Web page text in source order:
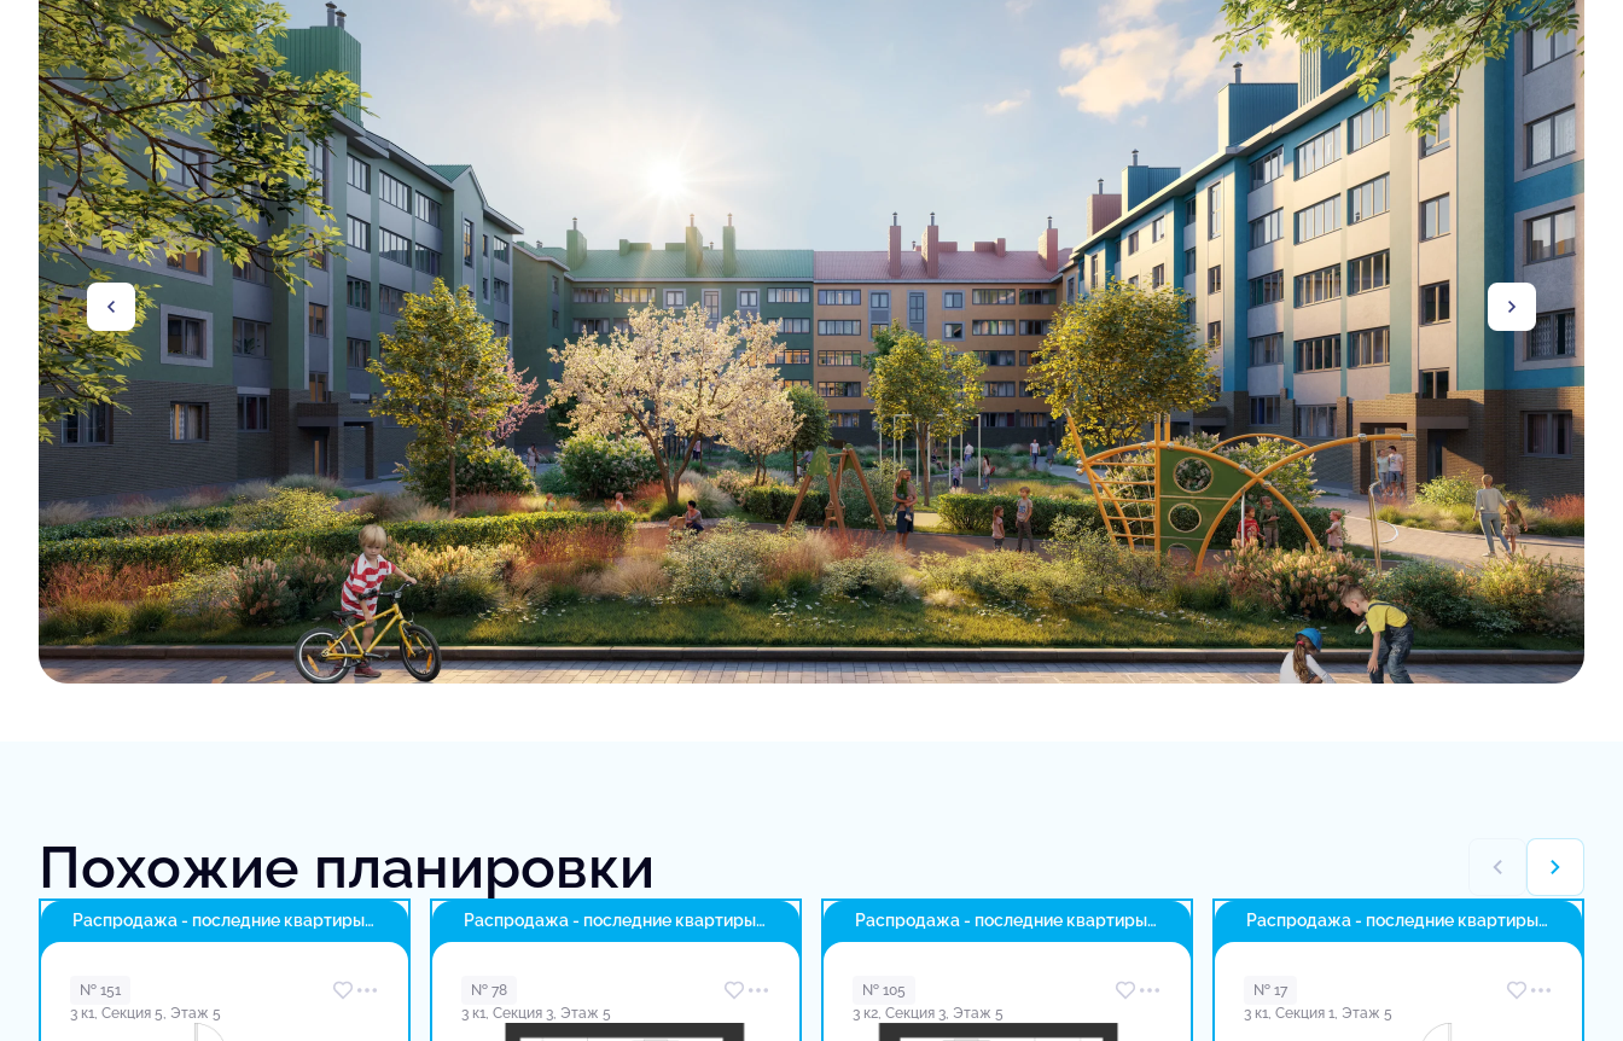
Похожие планировки
Распродажа - последние квартиры
№ 151
3 к1, Секция 5, Этаж 5
Распродажа - последние квартиры
№ 78
3 к1, Секция 3, Этаж 5
Распродажа - последние квартиры
№ 105
3 к2, Секция 3, Этаж 5
Распродажа - последние квартиры
№ 17
3 к1, Секция 1, Этаж 5